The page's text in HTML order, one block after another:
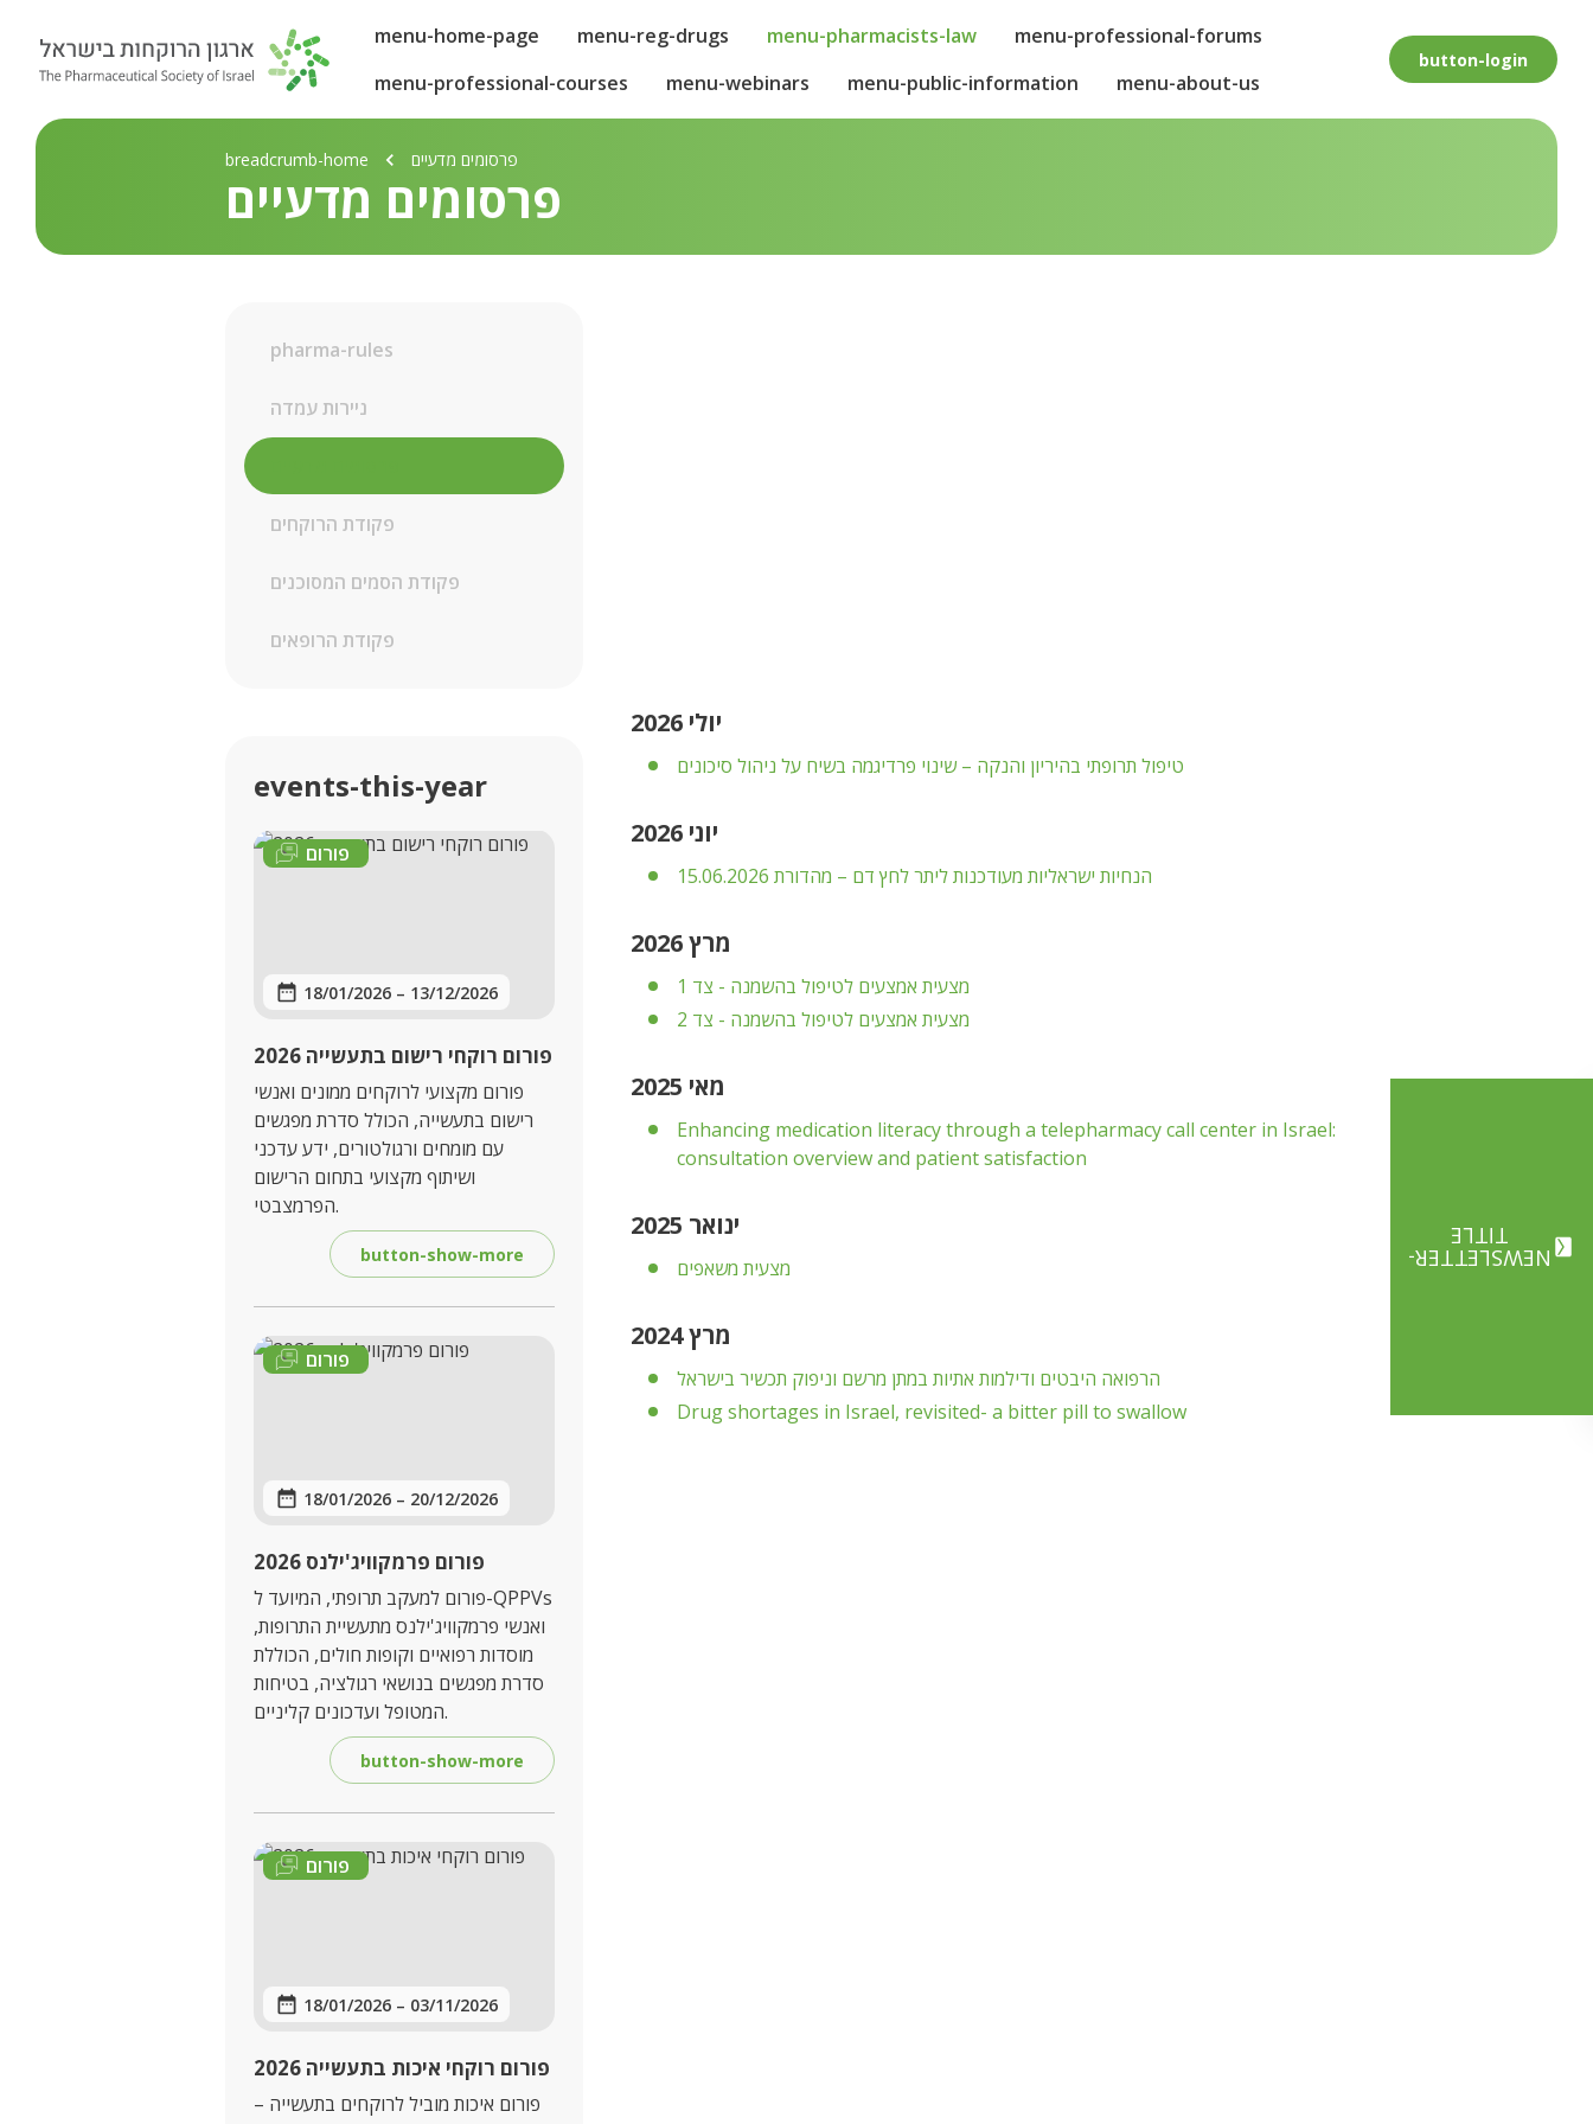
menu-home-page menu-reg-drugs menu-pharmacists-law
menu-professional-forums
menu-professional-courses
menu-webinars menu-public-information menu-about-us
button-login
breadcrumb-home פרסומים מדעיים
פרסומים מדעיים
יולי 2026
טיפול תרופתי בהיריון והנקה – שינוי פרדיגמה בשיח על ניהול סיכונים
יוני 2026
הנחיות ישראליות מעודכנות ליתר לחץ דם – מהדורת 15.06.2026
מרץ 2026
מצעית אמצעים לטיפול בהשמנה - צד 1
מצעית אמצעים לטיפול בהשמנה - צד 2
מאי 2025
Enhancing medication literacy through a telepharmacy call center in Israel:
consultation overview and patient satisfaction
ינואר 2025
מצעית משאפים
מרץ 2024
הרפואה היבטים ודילמות אתיות במתן מרשם וניפוק תכשיר בישראל
Drug shortages in Israel, revisited- a bitter pill to swallowPDF
pharma-rules
ניירות עמדה
פקודת הרוקחים
פקודת הסמים המסוכנים
פקודת הרופאים
events-this-year
פורום
18/01/2026– 13/12/2026
פורום רוקחי רישום בתעשייה 2026
פורום מקצועי לרוקחים ממונים ואנשי
רישום בתעשייה, הכולל סדרת מפגשים
עם מומחים ורגולטורים, ידע עדכני
ושיתוף מקצועי בתחום הרישום
הפרמצבטי.
button-show-more
פורום
18/01/2026– 20/12/2026
פורום פרמקוויג'ילנס 2026
פורום למעקב תרופתי, המיועד ל-QPPVs
ואנשי פרמקוויג'ילנס מתעשיית התרופות,
מוסדות רפואיים וקופות חולים, הכוללת
סדרת מפגשים בנושאי רגולציה, בטיחות
המטופל ועדכונים קליניים.
button-show-more
פורום
18/01/2026– 03/11/2026
פורום רוקחי איכות בתעשייה 2026
פורום איכות מוביל לרוקחים בתעשייה –
NEWSLETTER-
TITLE